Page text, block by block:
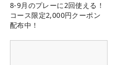
8-9月のプレーに2回使える！
コース限定2,000円クーポン
配布中！